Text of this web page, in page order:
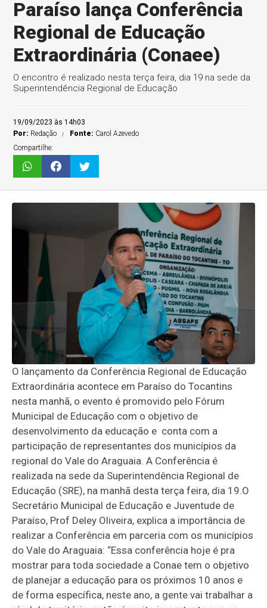
Paraíso lança Conferência
Regional de Educação
Extraordinária (Conaee)
O encontro é realizado nesta terça feira, dia 19 na sede da
Superintendência Regional de Educação
19/09/2023 às 14h03
Por: Redação Fonte: Carol Azevedo
Compartilhe:
O lançamento da Conferência Regional de Educação
Extraordinária acontece em Paraíso do Tocantins
nesta manhã, o evento é promovido pelo Fórum
Municipal de Educação com o objetivo de
desenvolvimento da educação e conta com a
participação de representantes dos municípios da
regional do Vale do Araguaia. A Conferência é
realizada na sede da Superintendência Regional de
Educação (SRE), na manhã desta terça feira, dia 19.O
Secretário Municipal de Educação e Juventude de
Paraíso, Prof Deley Oliveira, explica a importância de
realizar a Conferência em parceria com os municípios
do Vale do Araguaia: “Essa conferência hoje é pra
mostrar para toda sociedade a Conae tem o objetivo
de planejar a educação para os próximos 10 anos e
de forma específica, neste ano, a gente vai trabalhar a